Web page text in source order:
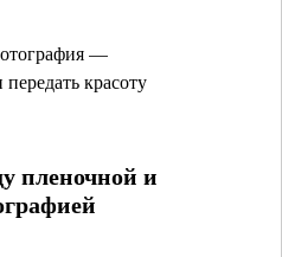
—
красоту
пленочной и